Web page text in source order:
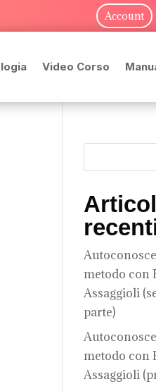
Account
Video Corso
metodo con
Assaggioli
parte)
metodo con
Assaggioli